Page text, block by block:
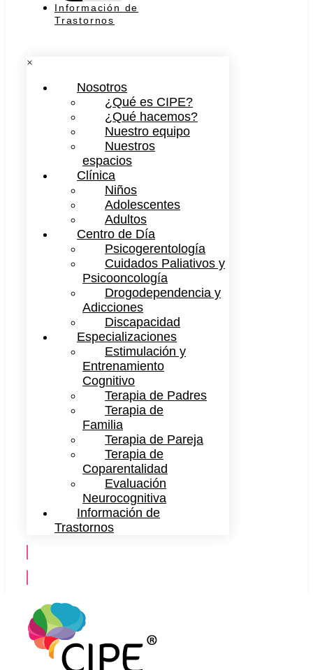
Información de
Trastornos
×
Nosotros
¿Qué es CIPE?
¿Qué hacemos?
Nuestro equipo
Nuestros
espacios
Clínica
Niños
Adolescentes
Adultos
Centro de Día
Psicogerentología
Cuidados Paliativos y
Psicooncología
Drogodependencia y
Adicciones
Discapacidad
Especializaciones
Estimulación y
Entrenamiento
Cognitivo
Terapia de Padres
Terapia de
Familia
Terapia de Pareja
Terapia de
Coparentalidad
Evaluación
Neurocognitiva
Información de
Trastornos